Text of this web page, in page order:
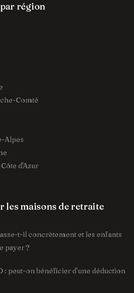
région
Comté
Alpes
d'Azur
les maisons de retraite
t-il concrètement et les enfants
payer ?
: peut-on bénéficier d’une déduction